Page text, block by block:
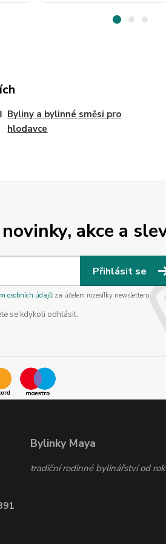
Byliny a bylinné směsi pro
hlodavce
akce a
Přihlásit se
osobních údajůza účelem rozesílky newsletteru.
se kdykoli odhlásit.
Bylinky Maya
tradiční rodinné bylinářství od